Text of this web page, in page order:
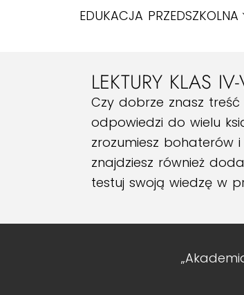
EDUKACJA PRZEDSZKOLNA
LEKTURY KLAS
Czy dobrze znasz
odpowiedzi do wielu
zrozumiesz bohaterów
znajdziesz również
testuj swoją wiedzę w